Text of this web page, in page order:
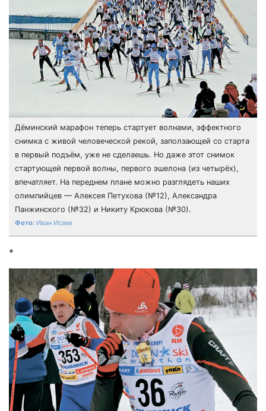
Дёминский марафон теперь стартует волнами, эффектного
снимка с живой человеческой рекой, заползающей со старта
в первый подъём, уже не сделаешь. Но даже этот снимок
стартующей первой волны, первого эшелона (из четырёх),
впечатляет. На переднем плане можно разглядеть наших
олимпийцев — Алексея Петухова (№12), Александра
Панжинского (№32) и Никиту Крюкова (№30).
Иван Исаев
*